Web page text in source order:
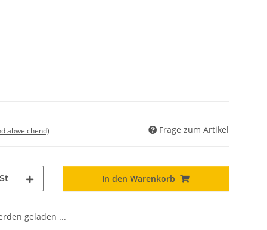
abweichend) Frage zum Artikel
St In den Warenkorb
geladen ...